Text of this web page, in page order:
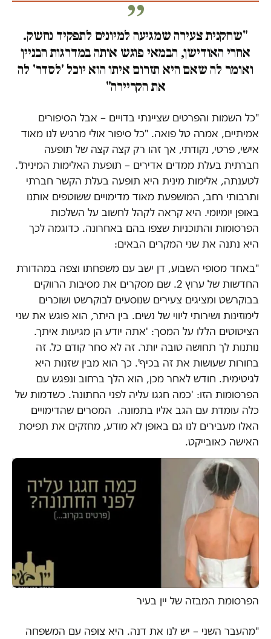
"שחקנית צעירה שמגיעה למיונים לתפקיד נחשק.
אחרי האודישן, הבמאי פוגש אותה במדרגות הבניין
ואומר לה שאם היא תזרום איתו הוא יוכל 'לסדר' לה
את הקריירה"
"כל השמות והפרטים שציינתי בדויים – אבל הסיפורים
אמיתיים, אמרה טל פואה. "כל סיפור אולי מרגיש לנו מאוד
אישי, פרטי, נקודתי, אך זהו רק קצה קצה של תופעה
חברתית בעלת ממדים אדירים – תופעת האלימות המינית".
לטענתה, אלימות מינית היא תופעה בעלת הקשר חברתי
ותרבותי רחב, המושפעת מאוד מדימויים ששוטפים אותנו
באופן יומיומי. היא קראה לקהל לחשוב על השלכות
הפרסומות והתוכניות שצפו בהם באחרונה. כדוגמה לכך
היא נתנה את שני המקרים הבאים:
"באחד מסופי השבוע, דן ישב עם משפחתו וצפה במהדורת
החדשות של ערוץ 2. שם מסקרים את מסיבות הרווקים
בבוקרשט ומציגים צעירים שנוסעים לבוקרשט ושוכרים
לימוזינות ושירותי ליווי של נשים. בין היתר, הוא פוגש את שני
הציטוטים הללו על המסך: 'אתה יודע הן מגיעות איתך.
נותנות לך תחושה טובה יותר. זה לא סחר קודם כל. זה
בחורות שעושות את זה בכיף'. כך הוא מבין שזנות היא
לגיטימית. חודש לאחר מכן, הוא הלך ברחוב ונפגש עם
הפרסומות הזו: 'כמה חגגו עליה לפני החתונה'. כשדמות של
כלה עומדת עם הגב אליו בתמונה. המסרים שהדימויים
האלו מעבירים לנו גם באופן לא מודע, מחזקים את תפיסת
האישה כאובייקט.
הפרסומת המבזה של יין בעיר
"מהעבר השני – יש לנו את דנה. היא צופה עם המשפחה